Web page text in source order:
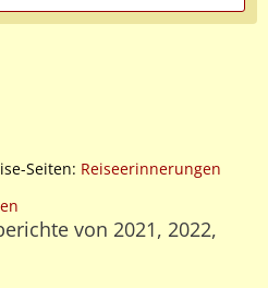
Seiten: Reiseerinnerungen
von 2021, 2022,